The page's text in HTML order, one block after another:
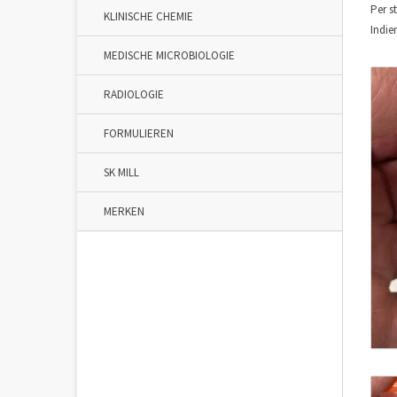
KLINISCHE CHEMIE
MEDISCHE MICROBIOLOGIE
RADIOLOGIE
FORMULIEREN
SK MILL
MERKEN
Per